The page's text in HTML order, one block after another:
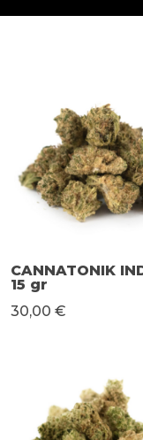
CANNATONIK
15 gr
30,00 €